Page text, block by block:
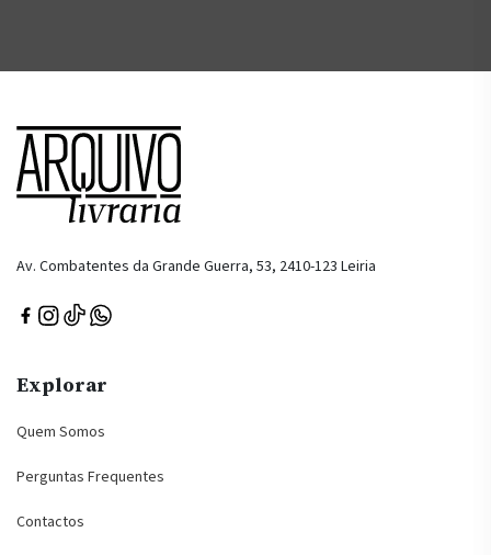
Av. Combatentes da Grande Guerra, 53, 2410-123 Leiria
Explorar
Quem Somos
Perguntas Frequentes
Contactos